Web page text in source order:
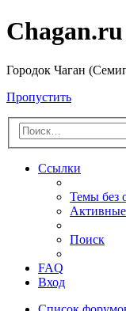
Chagan.ru
Городок Чаган
Пропустить
Ссылки
Темы без
Поиск
FAQ
Вход